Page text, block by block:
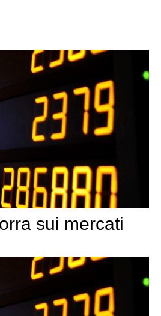
sui mercati